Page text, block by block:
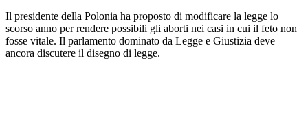
Il presidente della Polonia ha proposto di modificare la legge lo
scorso anno per rendere possibili gli aborti nei casi in cui il feto non
fosse vitale. Il parlamento dominato da Legge e Giustizia deve
ancora discutere il disegno di legge.